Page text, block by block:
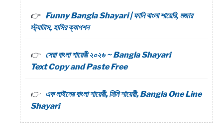
Funny Bangla Shayari | ফানি বাংলা শায়েরি, মজার
স্ট্যাটাস, হাসির ক্যাপশন
সেরা বাংলা শায়েরী ২০২৬ ~ Bangla Shayari
Text Copy and Paste Free
এক লাইনের বাংলা শায়েরী, মিনি শায়েরী, Bangla One Line
Shayari